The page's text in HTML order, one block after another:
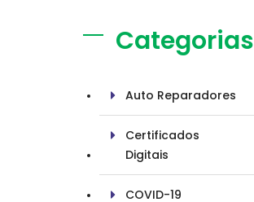
Categorias
Auto Reparadores
Certificados
Digitais
COVID-19